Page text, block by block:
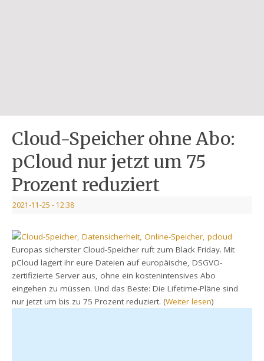
Cloud-Speicher ohne Abo:
pCloud nur jetzt um 75
Prozent reduziert
2021-11-25 - 12:38
Europas sicherster Cloud-Speicher ruft zum Black Friday. Mit
pCloud lagert ihr eure Dateien auf europäische, DSGVO-
zertifizierte Server aus, ohne ein kostenintensives Abo
eingehen zu müssen. Und das Beste: Die Lifetime-Pläne sind
nur jetzt um bis zu 75 Prozent reduziert. (Weiter lesen)